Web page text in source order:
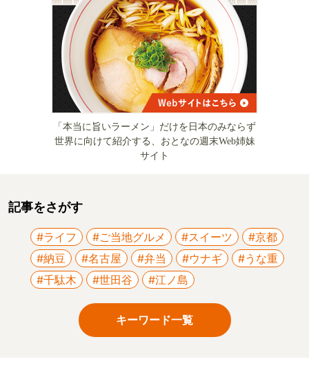
「本当に旨いラーメン」だけを日本のみならず
世界に向けて紹介する、おとなの週末Web姉妹
サイト
記事をさがす
#ライフ #ご当地グルメ #スイーツ
#京都
#納豆
#名古屋 #弁当 #ウナギ
#うな重
#千駄木
#世田谷 #江ノ島
キーワード一覧